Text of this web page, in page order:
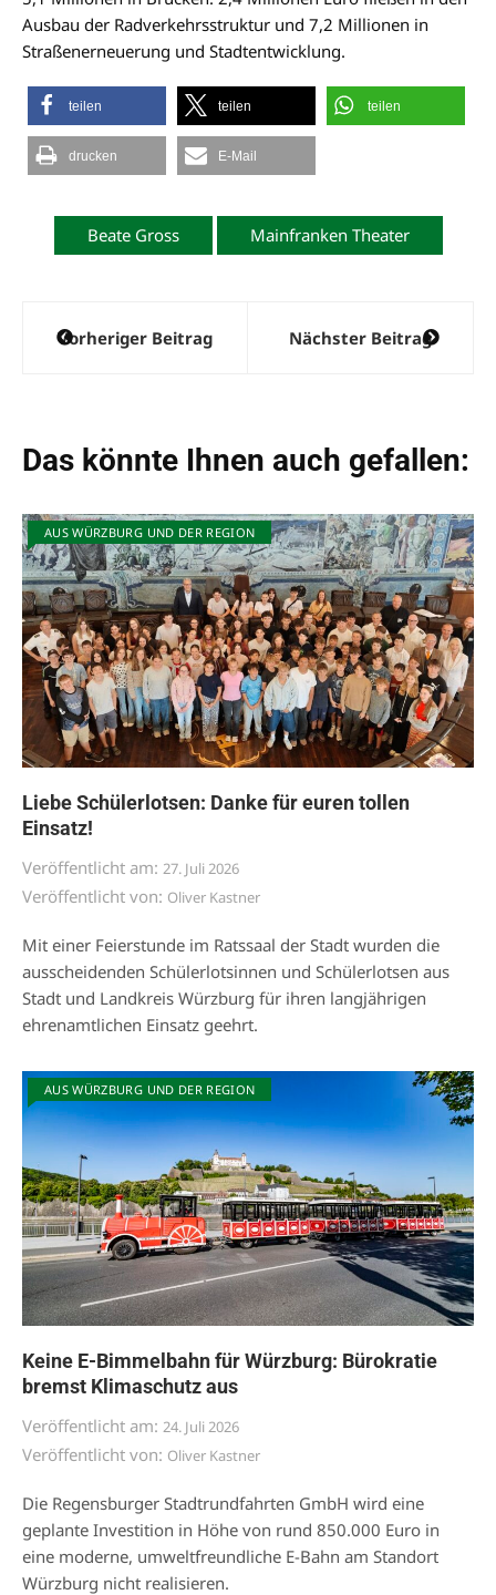
Ausbau der Radverkehrsstruktur und 7,2 Millionen in
Straßenerneuerung und Stadtentwicklung.
teilen teilen teilen
drucken E-Mail
Beate Gross Mainfranken Theater
Beitragsnavigation
Vorheriger Beitrag Nächster Beitrag
Das könnte Ihnen auch gefallen:
AUS WÜRZBURG UND DER REGION
Liebe Schülerlotsen: Danke für euren tollen
Einsatz!
Veröffentlicht am: 27. Juli 2026
Veröffentlicht von: Oliver Kastner
Mit einer Feierstunde im Ratssaal der Stadt wurden die
ausscheidenden Schülerlotsinnen und Schülerlotsen aus
Stadt und Landkreis Würzburg für ihren langjährigen
ehrenamtlichen Einsatz geehrt.
AUS WÜRZBURG UND DER REGION
Keine E-Bimmelbahn für Würzburg: Bürokratie
bremst Klimaschutz aus
Veröffentlicht am: 24. Juli 2026
Veröffentlicht von: Oliver Kastner
Die Regensburger Stadtrundfahrten GmbH wird eine
geplante Investition in Höhe von rund 850.000 Euro in
eine moderne, umweltfreundliche E-Bahn am Standort
Würzburg nicht realisieren.